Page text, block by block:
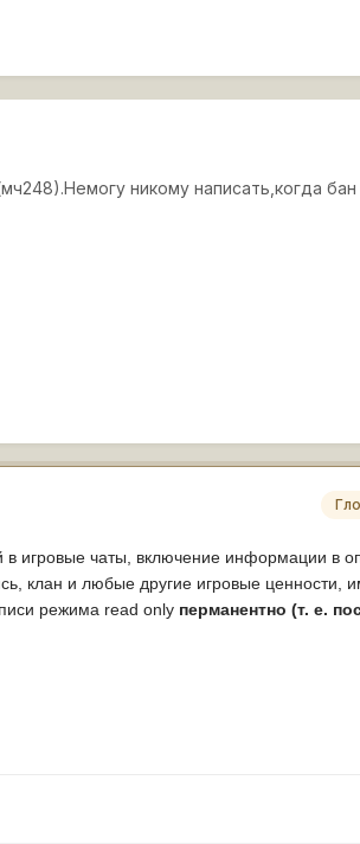
никому написать,когда бан
игровые чаты, включение информации в
клан и любые другие игровые ценности,
режима read only перманентно (т. е.